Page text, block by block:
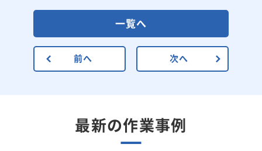
前へ
一覧へ
次へ
最新の作業事例